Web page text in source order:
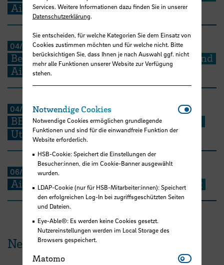
Airports - Part III
04/2019-08/2020
Benchmarking of Public Utilities: Ports and
Airports - Part II
04/2017-12/2018
BENCHPORTS – Benchmarking of Public
Utilities: Ports and Airports
06/2015-05/2016
Air Transport and Regional Development
News aus der HSB
Services. Weitere Informationen dazu finden Sie in unserer
Datenschutzerklärung.
Sie entscheiden, für welche Kategorien Sie dem Einsatz von
Cookies zustimmen möchten und für welche nicht. Bitte
berücksichtigen Sie, dass Ihnen je nach Auswahl ggf. nicht
mehr alle Funktionen unserer Website zur Verfügung
stehen.
Notwendige Cookies
Notwendige Cookies ermöglichen grundlegende
Funktionen und sind für die einwandfreie Funktion der
Website erforderlich.
HSB-Cookie: Speichert die Einstellungen der
Besucher:innen, die im Cookie-Banner ausgewählt
wurden.
LDAP-Cookie (nur für HSB-Mitarbeiter:innen): Speichert
den erfolgreichen Log-In bei zugriffsgeschützten Seiten
und Dateien.
Eye-Able®: Es werden keine Cookies gesetzt.
Nutzereinstellungen werden im Local Storage des
Browsers gespeichert.
Matomo Matomo